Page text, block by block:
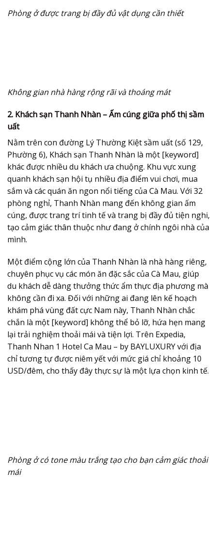
Phòng ở được trang bị đầy đủ vật dụng cần thiết
Không gian nhà hàng rộng rãi và thoáng mát
2. Khách sạn Thanh Nhàn – Ấm cúng giữa phố thị sầm
uất
Nằm trên con đường Lý Thường Kiệt sầm uất (số 129,
Phường 6), Khách sạn Thanh Nhàn là một [keyword]
khác được nhiều du khách ưa chuộng. Khu vực xung
quanh khách sạn hội tụ nhiều địa điểm vui chơi, mua
sắm và các quán ăn ngon nổi tiếng của Cà Mau. Với 32
phòng nghỉ, Thanh Nhàn mang đến không gian ấm
cúng, được trang trí tinh tế và trang bị đầy đủ tiện nghi,
tạo cảm giác thân thuộc như đang ở chính ngôi nhà của
mình.
Một điểm cộng lớn của Thanh Nhàn là nhà hàng riêng,
chuyên phục vụ các món ăn đặc sắc của Cà Mau, giúp
du khách dễ dàng thưởng thức ẩm thực địa phương mà
không cần đi xa. Đối với những ai đang lên kế hoạch
khám phá vùng đất cực Nam này, Thanh Nhàn chắc
chắn là một [keyword] không thể bỏ lỡ, hứa hẹn mang
lại trải nghiệm thoải mái và tiện lợi. Trên Expedia,
Thanh Nhan 1 Hotel Ca Mau – by BAYLUXURY với địa
chỉ tương tự được niêm yết với mức giá chỉ khoảng 10
USD/đêm, cho thấy đây thực sự là một lựa chọn kinh tế.
Phòng ở có tone màu trắng tạo cho bạn cảm giác thoải
mái